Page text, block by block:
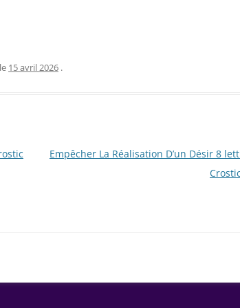
le 15 avril 2026 .
Empêcher La Réalisation D’un Désir 8
Crostic